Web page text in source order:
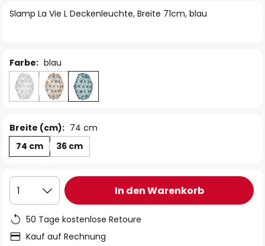
Slamp La Vie L Deckenleuchte, Breite 71cm, blau
Farbe: blau
Breite (cm): 74 cm
74 cm
36 cm
1 In den Warenkorb
50 Tage kostenlose Retoure
Kauf auf Rechnung